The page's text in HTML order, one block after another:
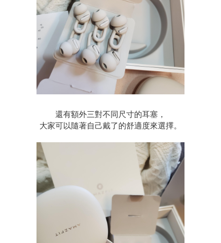
還有額外三對不同尺寸的耳塞，
大家可以隨著自己戴了的舒適度來選擇。